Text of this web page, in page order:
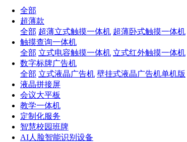
全部
超薄款
全部 超薄立式触摸一体机 超薄卧式触摸一体机
触摸查询一体机
全部 立式电容触摸一体机 立式红外触摸一体机
数字标牌广告机
全部 立式液晶广告机 壁挂式液晶广告机单机版
液晶拼接屏
会议大平板
教学一体机
定制化服务
智慧校园班牌
AI人脸智能识别设备